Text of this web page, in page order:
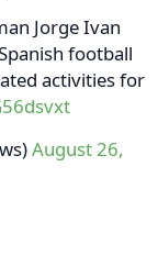
Jorge Ivan
football
activities for
August 26,